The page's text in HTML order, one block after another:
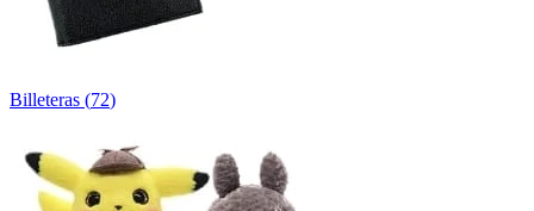
Billeteras (72)